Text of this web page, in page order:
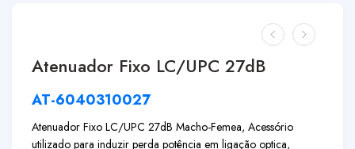
Atenuador Fixo LC/UPC 27dB
AT-6040310027
Atenuador Fixo LC/UPC 27dB Macho-Femea, Acessório
utilizado para induzir perda potência em ligação optica,